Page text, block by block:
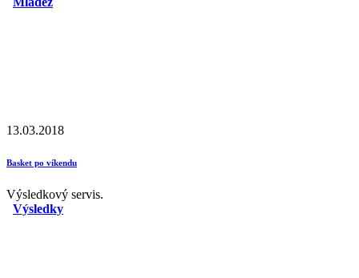
13.03.2018
Basket po víkendu
Výsledkový servis.
Výsledky